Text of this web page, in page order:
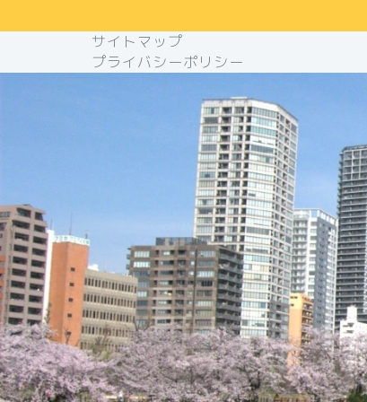
サイトマップ
プライバシーポリシー